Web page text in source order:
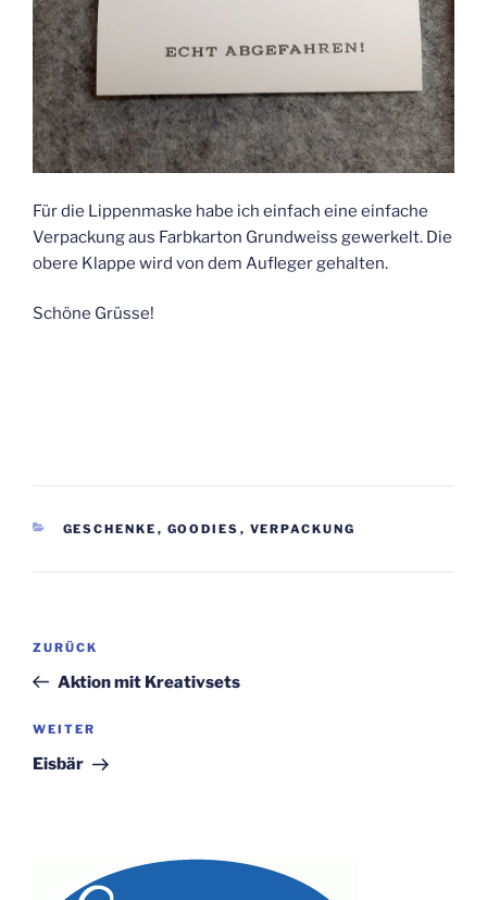
Für die Lippenmaske habe ich einfach eine einfache
Verpackung aus Farbkarton Grundweiss gewerkelt. Die
obere Klappe wird von dem Aufleger gehalten.
Schöne Grüsse!
KATEGORIEN
GESCHENKE , GOODIES , VERPACKUNG
Beitragsnavigation
Vorheriger
Beitrag
ZURÜCK
Aktion mit Kreativsets
Nächster
Beitrag
WEITER
Eisbär